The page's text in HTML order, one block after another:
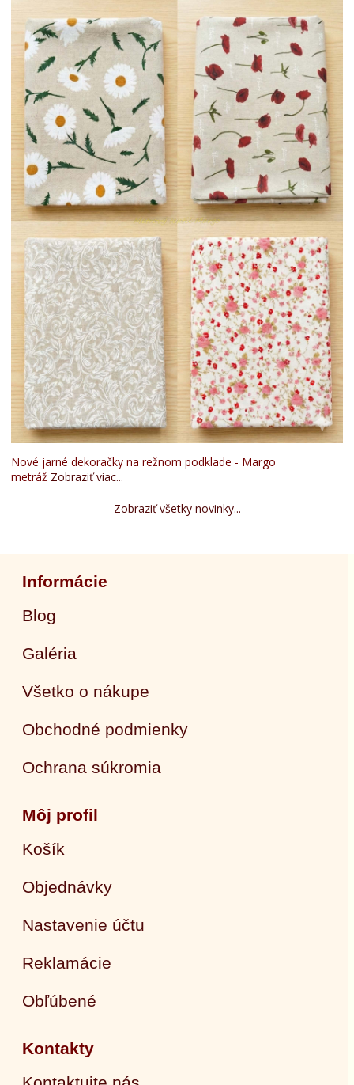
Nové jarné dekoračky na režnom podklade - Margo
metráž Zobraziť viac...
Zobraziť všetky novinky...
Informácie
Blog
Galéria
Všetko o nákupe
Obchodné podmienky
Ochrana súkromia
Môj profil
Košík
Objednávky
Nastavenie účtu
Reklamácie
Obľúbené
Kontakty